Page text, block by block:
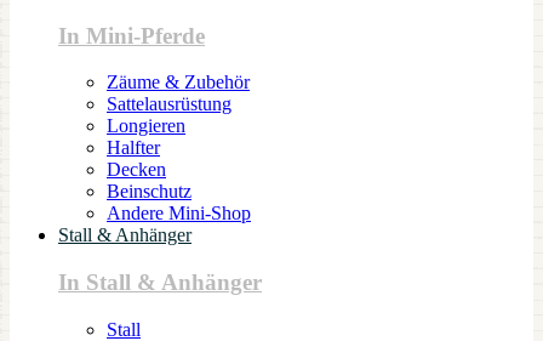
In Mini-Pferde
Zäume & Zubehör
Sattelausrüstung
Longieren
Halfter
Decken
Beinschutz
Andere Mini-Shop
Stall & Anhänger
In Stall & Anhänger
Stall